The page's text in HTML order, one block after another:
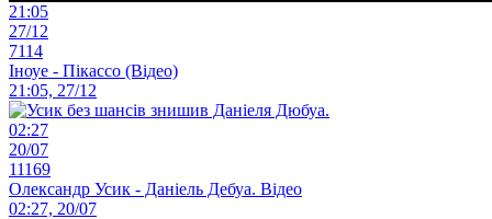
21:05
27/12
7114
Іноуе - Пікассо (Відео)
21:05, 27/12
02:27
20/07
11169
Олександр Усик - Даніель Дебуа. Відео
02:27, 20/07